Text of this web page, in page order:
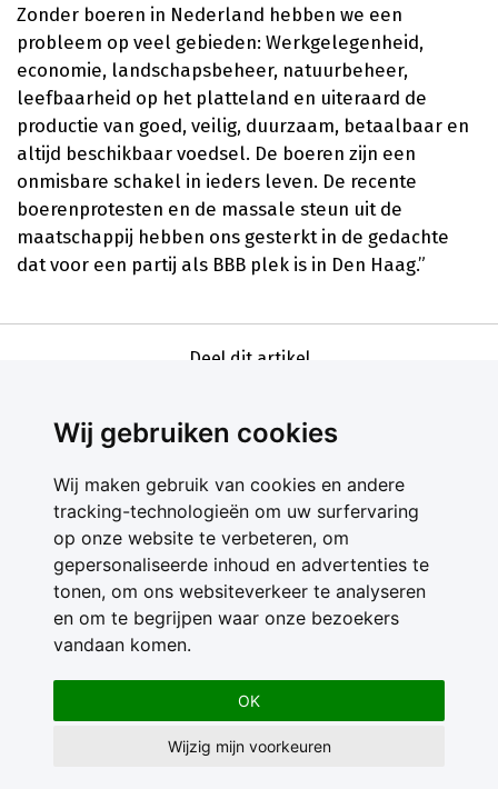
Wij gebruiken cookies
Wij maken gebruik van cookies en andere
tracking-technologieën om uw surfervaring
op onze website te verbeteren, om
gepersonaliseerde inhoud en advertenties te
tonen, om ons websiteverkeer te analyseren
en om te begrijpen waar onze bezoekers
vandaan komen.
OK
Wijzig mijn voorkeuren
Zonder boeren in Nederland hebben we een
probleem op veel gebieden: Werkgelegenheid,
economie, landschapsbeheer, natuurbeheer,
leefbaarheid op het platteland en uiteraard de
productie van goed, veilig, duurzaam, betaalbaar en
altijd beschikbaar voedsel. De boeren zijn een
onmisbare schakel in ieders leven. De recente
boerenprotesten en de massale steun uit de
maatschappij hebben ons gesterkt in de gedachte
dat voor een partij als BBB plek is in Den Haag.”
Deel dit artikel
Contact
Feedback
Nieuwsbrief
Adverteren
Gebruikersvoorwaarden
Privacy Statement